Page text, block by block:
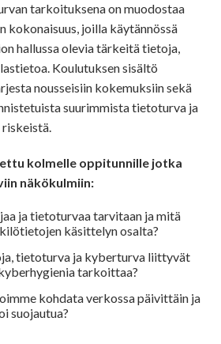
tarkoituksena on muodostaa
kokonaisuus, joilla käytännössä
hallussa olevia tärkeitä tietoja,
Koulutuksen sisältö
nousseisiin kokemuksiin sekä
suurimmista tietoturva ja
kolmelle oppitunnille jotka
näkökulmiin:
ja tietoturvaa tarvitaan ja mitä
käsittelyn osalta?
tietoturva ja kyberturva liittyvät
tarkoittaa?
kohdata verkossa päivittäin ja
suojautua?